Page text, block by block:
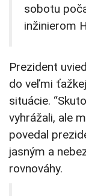
sobotu
inžinierom
Prezident
do veľmi
situácie.
vyhrážali, ale
povedal
jasným a
rovnováhy.